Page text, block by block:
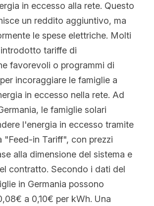
in eccesso alla rete. Questo
un reddito aggiuntivo, ma
le spese elettriche. Molti
tariffe di
favorevoli o programmi di
incoraggiare le famiglie a
in eccesso nella rete. Ad
le famiglie solari
l'energia in eccesso tramite
"Feed-in Tariff", con prezzi
alla dimensione del sistema e
contratto. Secondo i dati del
in Germania possono
a 0,10€ per kWh. Una